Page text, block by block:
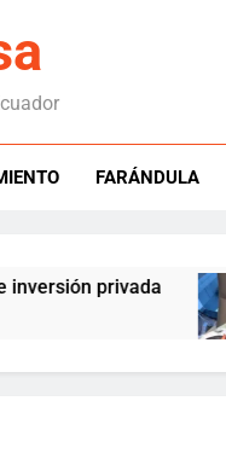
FARÁNDULA
privada